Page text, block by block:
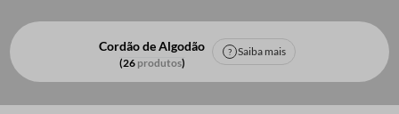
Cordão de Algodão
26 produtos
Saiba mais
barbante
4º
elastico